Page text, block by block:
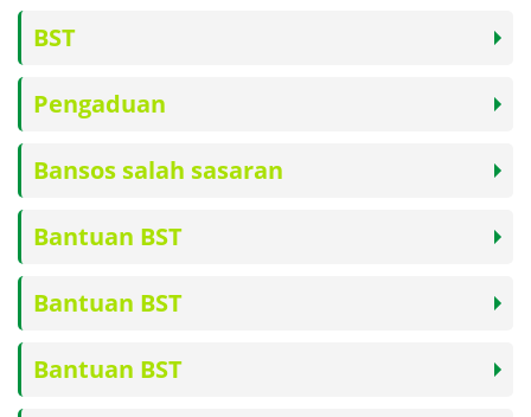
BST
Pengaduan
Bansos salah sasaran
Bantuan BST
Bantuan BST
Bantuan BST